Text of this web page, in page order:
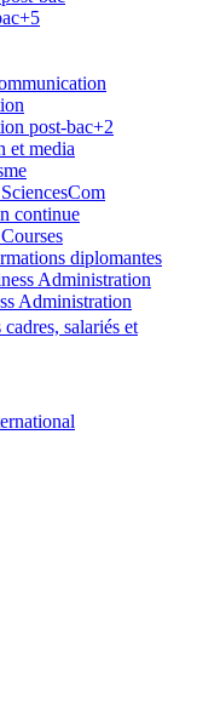
post-bac+2
et media
continue
diplomantes
Administration
Administration
salariés et